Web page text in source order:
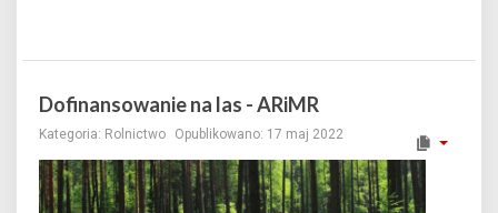
Dofinansowanie na las - ARiMR
Kategoria: Rolnictwo Opublikowano: 17 maj 2022